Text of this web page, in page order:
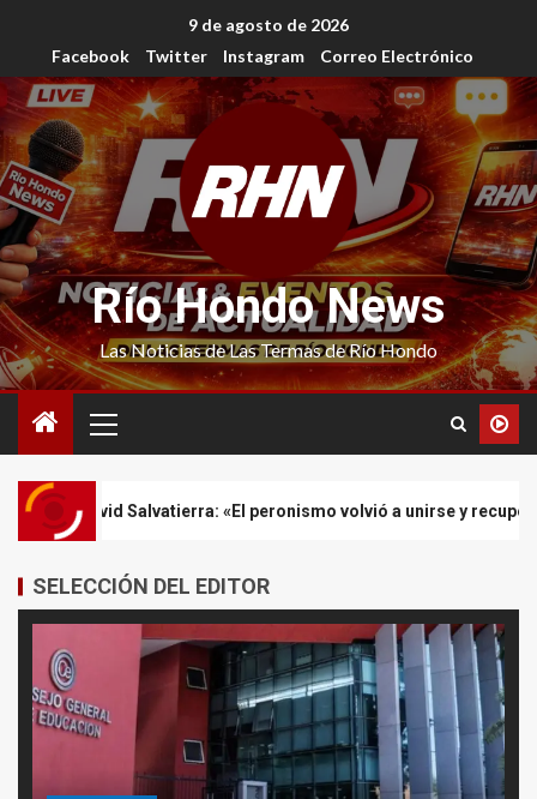
9 de agosto de 2026
Facebook
Twitter Instagram Correo Electrónico
Río Hondo News
Las Noticias de Las Termas de Río Hondo
«El peronismo volvió a unirse y recuperó la confianza de la
SELECCIÓN DEL EDITOR